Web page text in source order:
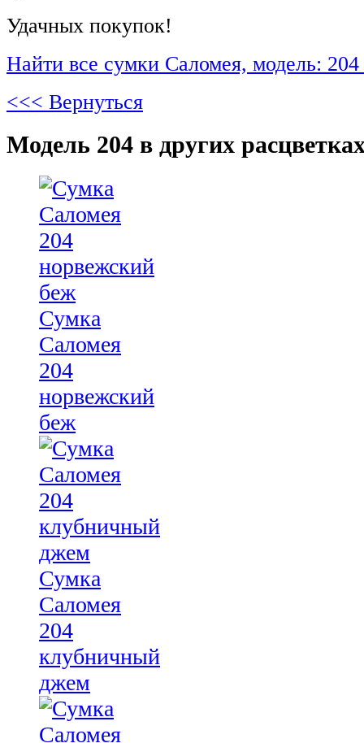
Удачных покупок!
Найти все сумки Саломея, модель:
<<< Вернуться
Модель 204 в других
Сумка
Саломея
204
норвежский
беж
Сумка
Саломея
204
клубничный
джем